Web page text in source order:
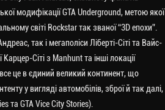
модифікації GTA Underground, метою якої
світі Rockstar так званої “3D епохи”.
так і мегаполіси Ліберті-Сіті та Вайс-
Карцер-Сіті з Manhunt та інші локації
це в єдиний великий континент, що
у вигляді автомобілів, зброї й так далі,
та GTA Vice City Stories).